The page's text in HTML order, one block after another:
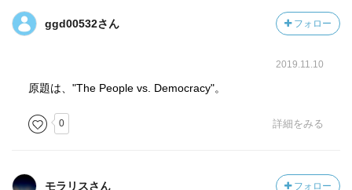
ggd00532さん フォロー
2019.11.10
原題は、"The People vs. Democracy"。
0 詳細をみる
モラリスさん フォロー